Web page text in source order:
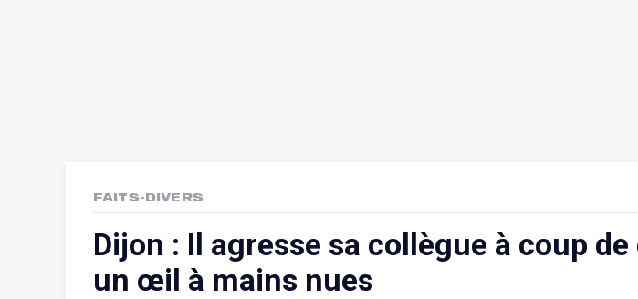
FAITS-DIVERS
Dijon : Il agresse sa collègue à coup
un œil à mains nues